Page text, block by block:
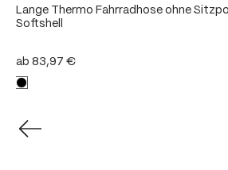
Lange Thermo Fahrradhose ohne
Softshell
ab 83,97 €